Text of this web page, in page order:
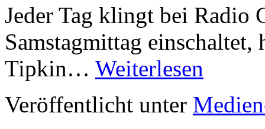
Jeder Tag klingt bei Radio
Samstagmittag
Tipkin… Weiterlesen
Veröffentlicht unter